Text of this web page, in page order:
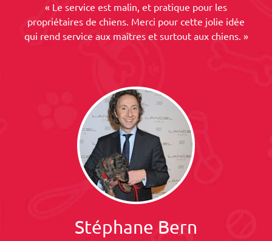
« Le service est malin, et pratique pour les
propriétaires de chiens. Merci pour cette jolie idée
qui rend service aux maîtres et surtout aux chiens. »
Stéphane Bern